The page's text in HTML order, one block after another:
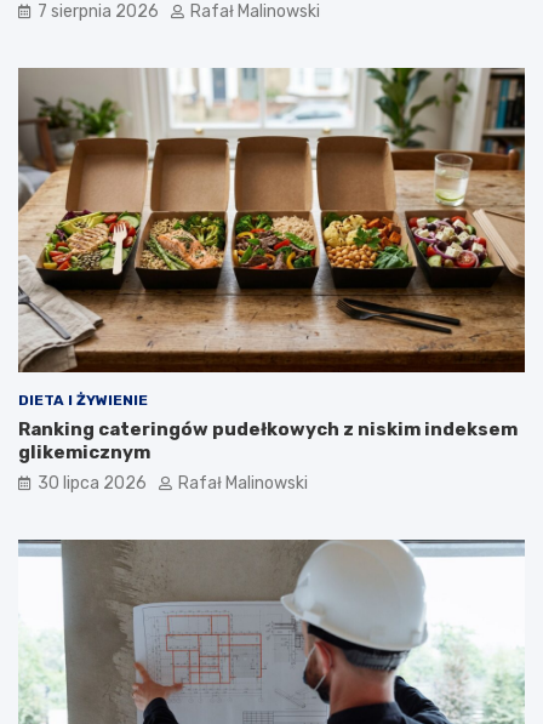
7 sierpnia 2026 Rafał Malinowski
DIETA I ŻYWIENIE
Ranking cateringów pudełkowych z niskim indeksem
glikemicznym
30 lipca 2026 Rafał Malinowski